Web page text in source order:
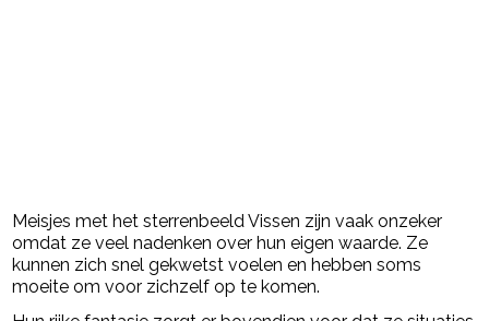
Meisjes met het sterrenbeeld Vissen zijn vaak onzeker
omdat ze veel nadenken over hun eigen waarde. Ze
kunnen zich snel gekwetst voelen en hebben soms
moeite om voor zichzelf op te komen.